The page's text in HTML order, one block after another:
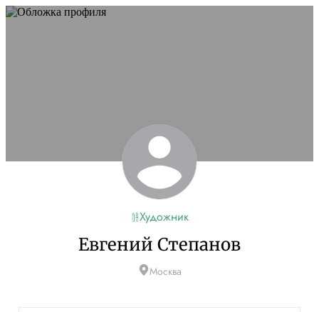
Художник
Евгений Степанов
Москва